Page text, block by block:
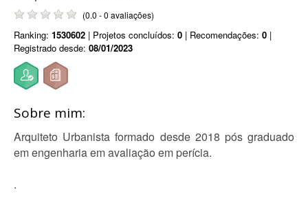
(0.0 - 0 avaliações)
Ranking: 1530602 | Projetos concluídos: 0 | Recomendações: 0 |
Registrado desde: 08/01/2023
Sobre mim:
Arquiteto Urbanista formado desde 2018 pós graduado
em engenharia em avaliação em perícia.
.